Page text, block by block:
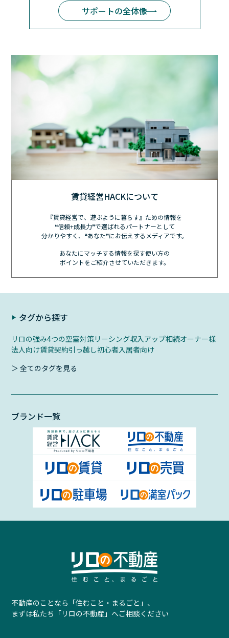
サポートの全体像
賃貸経営HACKについて
『賃貸経営で、遊ぶように暮らす』ための情報を
❝信頼+成長力❞で選ばれるパートナーとして
分かりやすく、❝あなた❞にお伝えするメディアです。
あなたにマッチする情報を探す使い方の
ポイントをご紹介させていただきます。
タグから探す
リロの強み4つの空室対策リーシング収入アップ相続オーナー様
法人向け賃貸契約引っ越し初心者入居者向け
＞ 全てのタグを見る
ブランド一覧
不動産のことなら「住むこと・まるごと」、
まずは私たち「リロの不動産」へご相談ください